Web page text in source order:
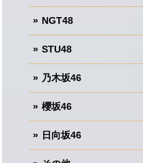
NGT48
STU48
乃木坂46
櫻坂46
日向坂46